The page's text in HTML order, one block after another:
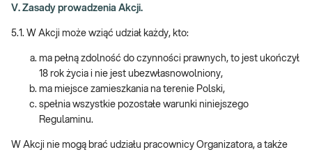
V. Zasady prowadzenia Akcji.
5.1. W Akcji może wziąć udział każdy, kto:
ma pełną zdolność do czynności prawnych, to jest ukończył
18 rok życia i nie jest ubezwłasnowolniony,
ma miejsce zamieszkania na terenie Polski,
spełnia wszystkie pozostałe warunki niniejszego
Regulaminu.
W Akcji nie mogą brać udziału pracownicy Organizatora, a także